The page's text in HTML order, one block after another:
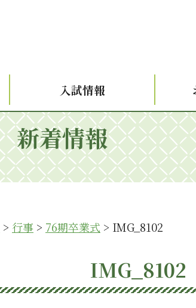
入試情報
新着情報
> 行事 > 76期卒業式 > IMG_8102
IMG_8102